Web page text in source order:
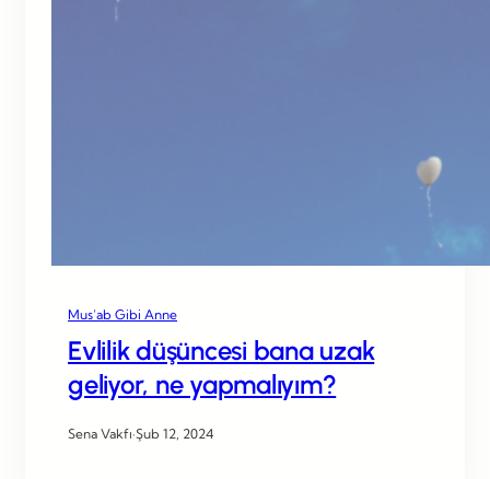
Mus’ab Gibi Anne
Evlilik düşüncesi bana uzak
geliyor, ne yapmalıyım?
Sena Vakfı·Şub 12, 2024